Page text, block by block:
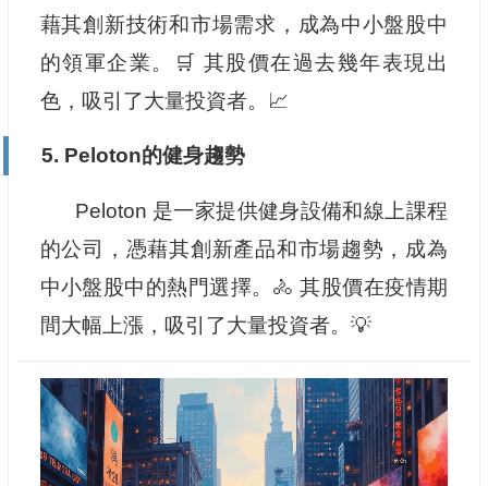
藉其創新技術和市場需求，成為中小盤股中
的領軍企業。🛒 其股價在過去幾年表現出
色，吸引了大量投資者。📈
5. Peloton的健身趨勢
Peloton 是一家提供健身設備和線上課程
的公司，憑藉其創新產品和市場趨勢，成為
中小盤股中的熱門選擇。🚴 其股價在疫情期
間大幅上漲，吸引了大量投資者。💡